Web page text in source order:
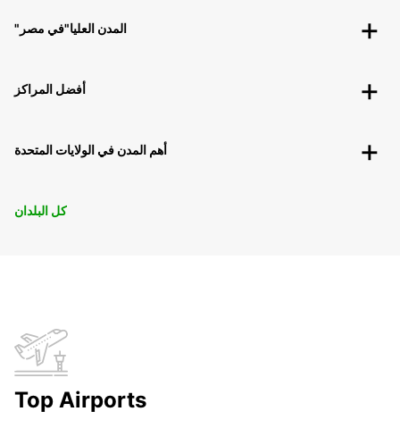
"المدن العليا"في مصر
أفضل المراكز
أهم المدن في الولايات المتحدة
كل البلدان
Top Airports